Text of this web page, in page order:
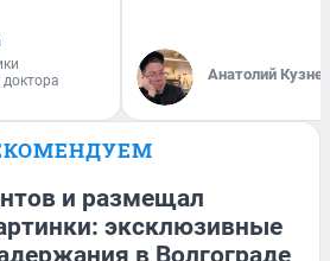
Анатолий
и размещал
эксклюзивные
в Волгограде